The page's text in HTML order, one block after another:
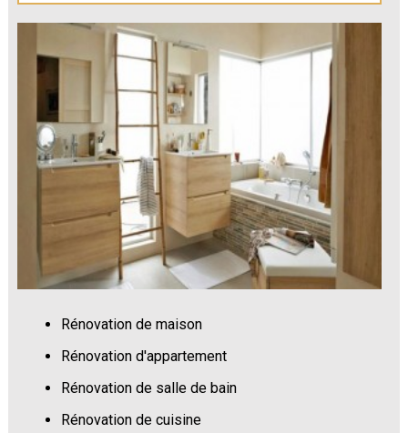
Rénovation de maison
Rénovation d'appartement
Rénovation de salle de bain
Rénovation de cuisine